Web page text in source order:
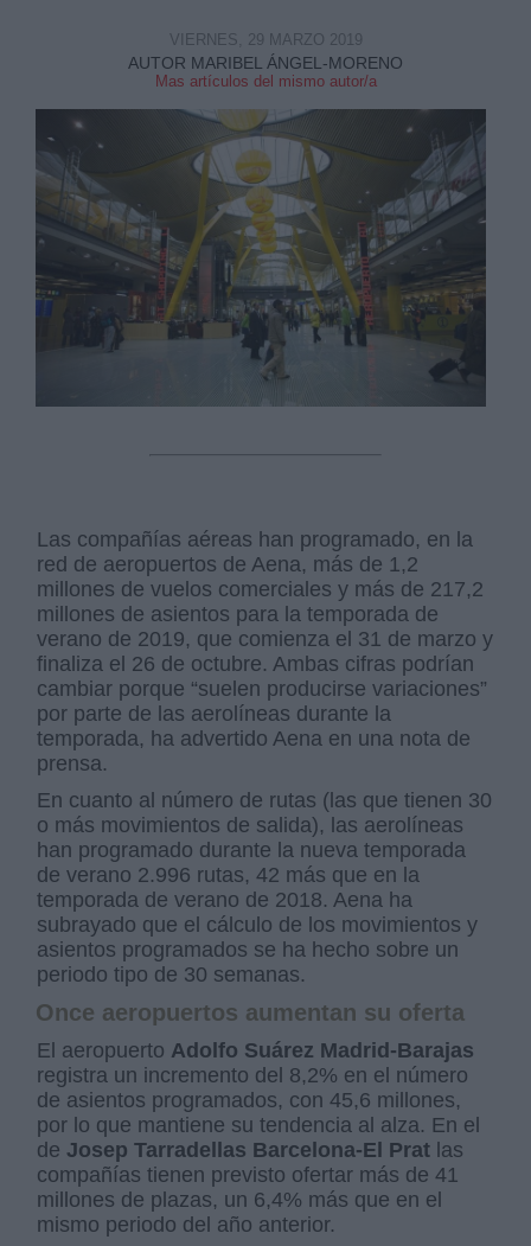
AUTOR MARIBEL ÁNGEL-MORENO
Mas artículos del mismo autor/a
VIERNES, 29 MARZO 2019
Las compañías aéreas han programado, en la
red de aeropuertos de Aena, más de 1,2
millones de vuelos comerciales y más de 217,2
millones de asientos para la temporada de
verano de 2019, que comienza el 31 de marzo y
finaliza el 26 de octubre. Ambas cifras podrían
cambiar porque “suelen producirse variaciones”
por parte de las aerolíneas durante la
temporada, ha advertido Aena en una nota de
prensa.
En cuanto al número de rutas (las que tienen 30
o más movimientos de salida), las aerolíneas
han programado durante la nueva temporada
de verano 2.996 rutas, 42 más que en la
temporada de verano de 2018. Aena ha
subrayado que el cálculo de los movimientos y
asientos programados se ha hecho sobre un
periodo tipo de 30 semanas.
Once aeropuertos aumentan su oferta
El aeropuerto Adolfo Suárez Madrid-Barajas
registra un incremento del 8,2% en el número
de asientos programados, con 45,6 millones,
por lo que mantiene su tendencia al alza. En el
de Josep Tarradellas Barcelona-El Prat las
compañías tienen previsto ofertar más de 41
millones de plazas, un 6,4% más que en el
mismo periodo del año anterior.